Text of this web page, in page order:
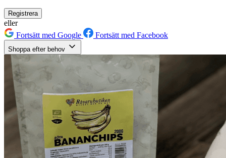
Registrera
eller
Fortsätt med Google
Fortsätt med Facebook
Shoppa efter behov